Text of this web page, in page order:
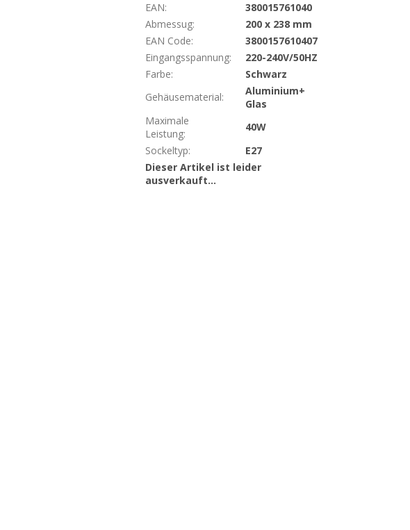
EAN:
380015761040
Abmessug:
200 x 238 mm
EAN Code:
3800157610407
Eingangsspannung:
220-240V/50HZ
Farbe:
Schwarz
Gehäusematerial:
Aluminium+
Glas
Maximale
Leistung:
40W
Sockeltyp:
E27
Dieser Artikel ist leider
ausverkauft…